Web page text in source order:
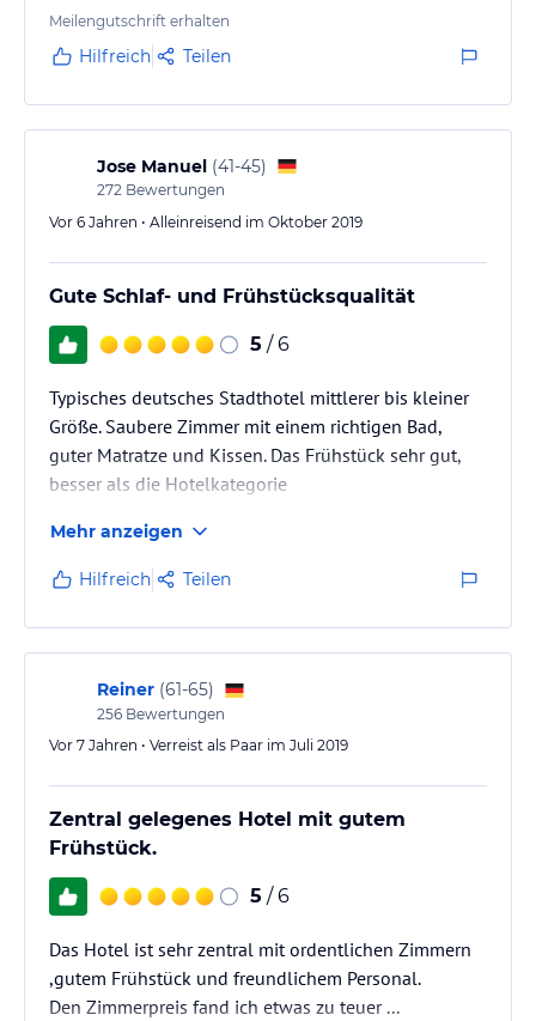
Meilengutschrift erhalten
Hilfreich Teilen
Jose Manuel (41-45)
272 Bewertungen
Vor 6 Jahren • Alleinreisend im Oktober 2019
Gute Schlaf- und Frühstücksqualität
5 / 6
Typisches deutsches Stadthotel mittlerer bis kleiner
Größe. Saubere Zimmer mit einem richtigen Bad,
guter Matratze und Kissen. Das Frühstück sehr gut,
besser als die Hotelkategorie
Mehr anzeigen
Hilfreich Teilen
Reiner (61-65)
256 Bewertungen
Vor 7 Jahren • Verreist als Paar im Juli 2019
Zentral gelegenes Hotel mit gutem
Frühstück.
5 / 6
Das Hotel ist sehr zentral mit ordentlichen Zimmern
,gutem Frühstück und freundlichem Personal.
Den Zimmerpreis fand ich etwas zu teuer ...